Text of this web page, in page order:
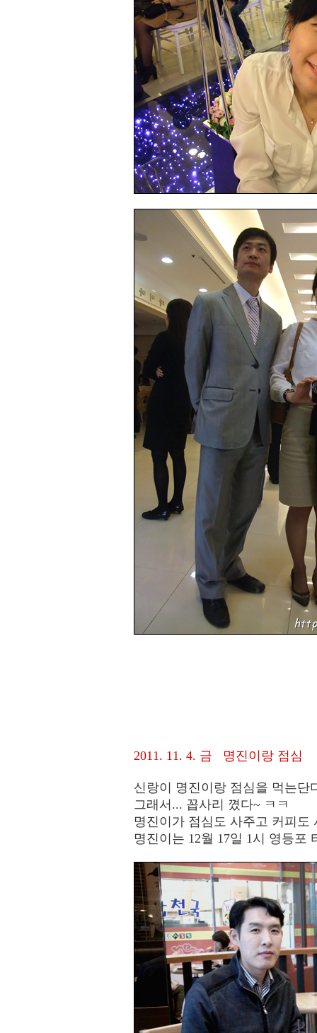
2011. 11. 4. 금 명진이랑 점심
신랑이 명진이랑 점심을 먹는단
그래서... 꼽사리 꼈다~ ㅋㅋ
명진이가 점심도 사주고 커피도
명진이는 12월 17일 1시 영등포